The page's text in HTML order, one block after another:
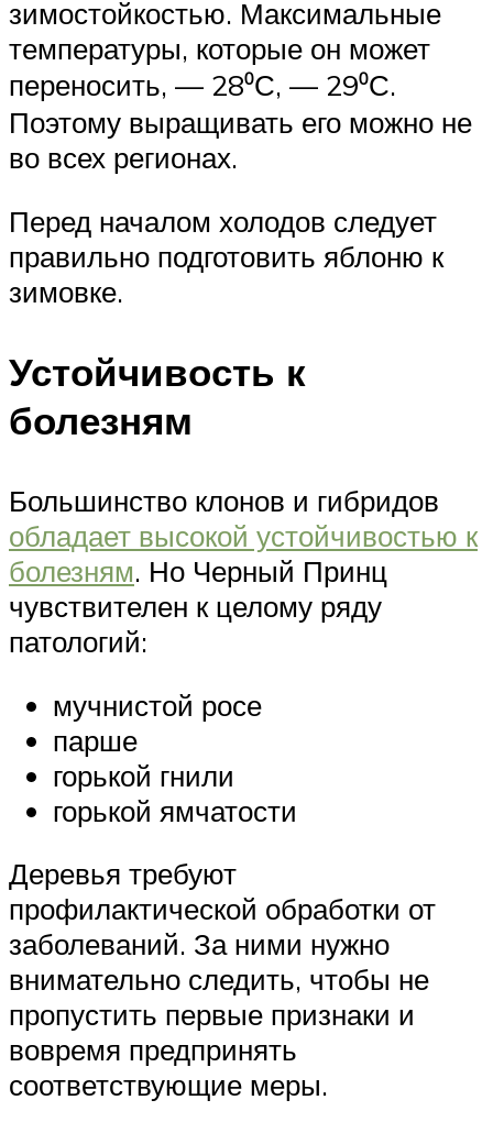
зимостойкостью. Максимальные
температуры, которые он может
переносить, — 28⁰С, — 29⁰С.
Поэтому выращивать его можно не
во всех регионах.
Перед началом холодов следует
правильно подготовить яблоню к
зимовке.
Устойчивость к
болезням
Большинство клонов и гибридов
обладает высокой устойчивостью к
болезням. Но Черный Принц
чувствителен к целому ряду
патологий:
мучнистой росе
парше
горькой гнили
горькой ямчатости
Деревья требуют
профилактической обработки от
заболеваний. За ними нужно
внимательно следить, чтобы не
пропустить первые признаки и
вовремя предпринять
соответствующие меры.